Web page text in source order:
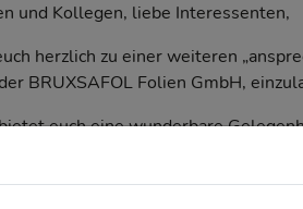
und Kollegen, liebe Interessenten,
herzlich zu einer weiteren
BRUXSAFOL Folien GmbH,
euch eine wunderbare
kennenzulernen und einen
zu erhalten.